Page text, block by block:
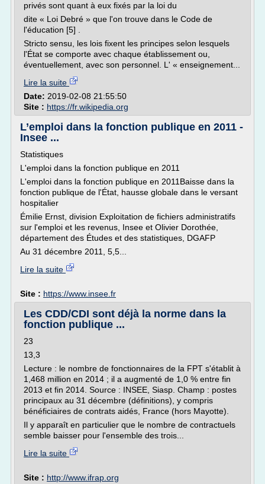
privés sont quant à eux fixés par la loi du
dite « Loi Debré » que l'on trouve dans le Code de
l'éducation [5] .
Stricto sensu, les lois fixent les principes selon lesquels
l'État se comporte avec chaque établissement ou,
éventuellement, avec son personnel. L' « enseignement...
Lire la suite
Date: 2019-02-08 21:55:50
Site : https://fr.wikipedia.org
L’emploi dans la fonction publique en 2011 -
Insee ...
Statistiques
L'emploi dans la fonction publique en 2011
L'emploi dans la fonction publique en 2011Baisse dans la
fonction publique de l'État, hausse globale dans le versant
hospitalier
Émilie Ernst, division Exploitation de fichiers administratifs
sur l'emploi et les revenus, Insee et Olivier Dorothée,
département des Études et des statistiques, DGAFP
Au 31 décembre 2011, 5,5...
Lire la suite
Site : https://www.insee.fr
Les CDD/CDI sont déjà la norme dans la
fonction publique ...
23
13,3
Lecture : le nombre de fonctionnaires de la FPT s'établit à
1,468 million en 2014 ; il a augmenté de 1,0 % entre fin
2013 et fin 2014. Source : INSEE, Siasp. Champ : postes
principaux au 31 décembre (définitions), y compris
bénéficiaires de contrats aidés, France (hors Mayotte).
Il y apparaît en particulier que le nombre de contractuels
semble baisser pour l'ensemble des trois...
Lire la suite
Site : http://www.ifrap.org